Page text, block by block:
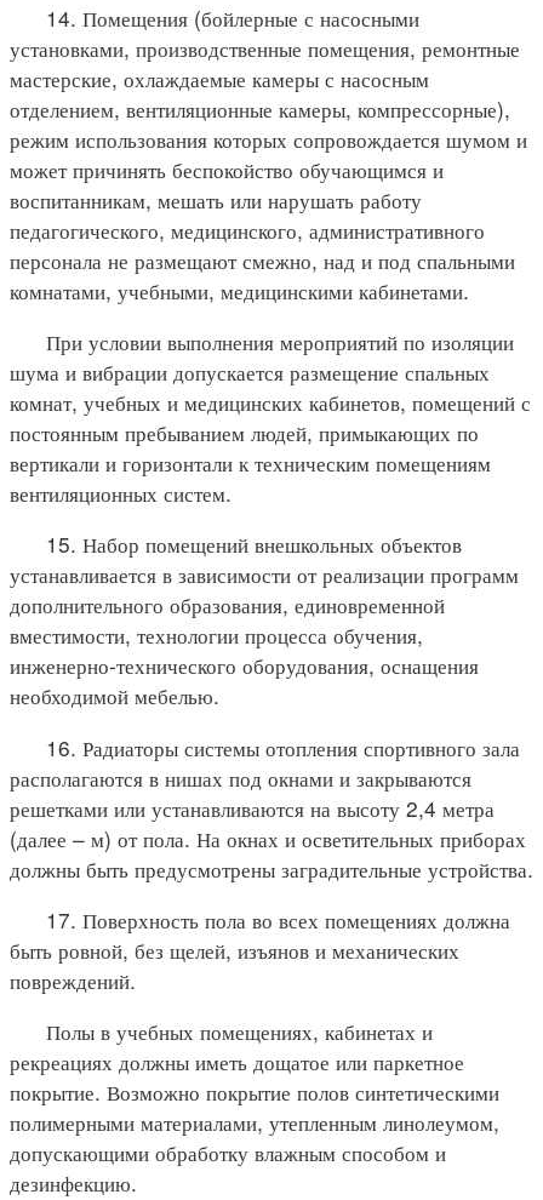
14. Помещения (бойлерные с насосными
установками, производственные помещения, ремонтные
мастерские, охлаждаемые камеры с насосным
отделением, вентиляционные камеры, компрессорные),
режим использования которых сопровождается шумом и
может причинять беспокойство обучающимся и
воспитанникам, мешать или нарушать работу
педагогического, медицинского, административного
персонала не размещают смежно, над и под спальными
комнатами, учебными, медицинскими кабинетами.
При условии выполнения мероприятий по изоляции
шума и вибрации допускается размещение спальных
комнат, учебных и медицинских кабинетов, помещений с
постоянным пребыванием людей, примыкающих по
вертикали и горизонтали к техническим помещениям
вентиляционных систем.
15. Набор помещений внешкольных объектов
устанавливается в зависимости от реализации программ
дополнительного образования, единовременной
вместимости, технологии процесса обучения,
инженерно-технического оборудования, оснащения
необходимой мебелью.
16. Радиаторы системы отопления спортивного зала
располагаются в нишах под окнами и закрываются
решетками или устанавливаются на высоту 2,4 метра
(далее – м) от пола. На окнах и осветительных приборах
должны быть предусмотрены заградительные устройства.
17. Поверхность пола во всех помещениях должна
быть ровной, без щелей, изъянов и механических
повреждений.
Полы в учебных помещениях, кабинетах и
рекреациях должны иметь дощатое или паркетное
покрытие. Возможно покрытие полов синтетическими
полимерными материалами, утепленным линолеумом,
допускающими обработку влажным способом и
дезинфекцию.